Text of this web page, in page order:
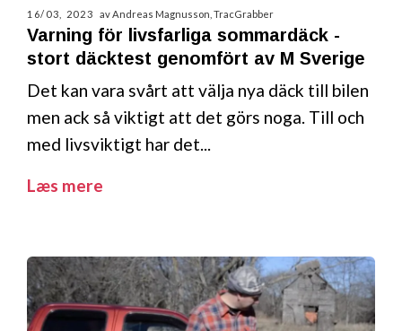
16/03, 2023 av Andreas Magnusson, TracGrabber
Varning för livsfarliga sommardäck -
stort däcktest genomfört av M Sverige
Det kan vara svårt att välja nya däck till bilen
men ack så viktigt att det görs noga. Till och
med livsviktigt har det...
Læs mere